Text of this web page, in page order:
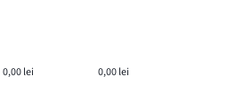
0,00 lei 0,00 lei